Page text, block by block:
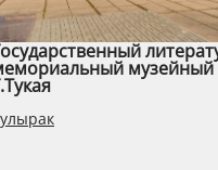
музейный